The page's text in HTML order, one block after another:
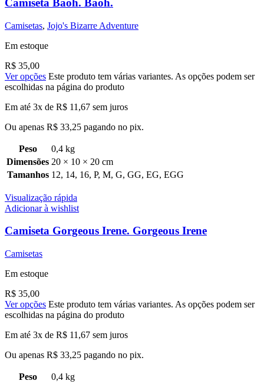
Camiseta Baoh. Baoh.
Camisetas, Jojo's Bizarre Adventure
Em estoque
R$ 35,00
Ver opções Este produto tem várias variantes. As opções podem ser
escolhidas na página do produto
Em até 3x de R$ 11,67 sem juros
Ou apenas R$ 33,25 pagando no pix.
Peso
0,4 kg
Dimensões 20 × 10 × 20 cm
Tamanhos 12, 14, 16, P, M, G, GG, EG, EGG
Visualização rápida
Adicionar à wishlist
Camiseta Gorgeous Irene. Gorgeous Irene
Camisetas
Em estoque
R$ 35,00
Ver opções Este produto tem várias variantes. As opções podem ser
escolhidas na página do produto
Em até 3x de R$ 11,67 sem juros
Ou apenas R$ 33,25 pagando no pix.
Peso
0,4 kg